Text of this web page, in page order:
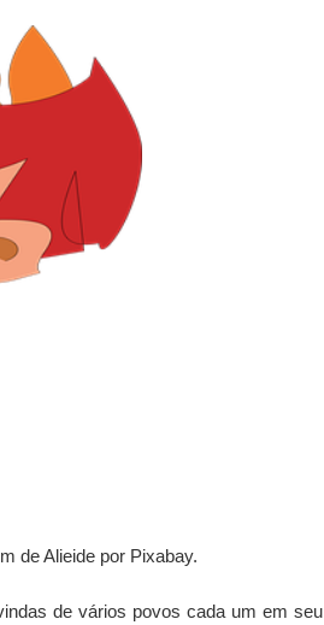
de Alieide por Pixabay.
de vários povos cada um em seu